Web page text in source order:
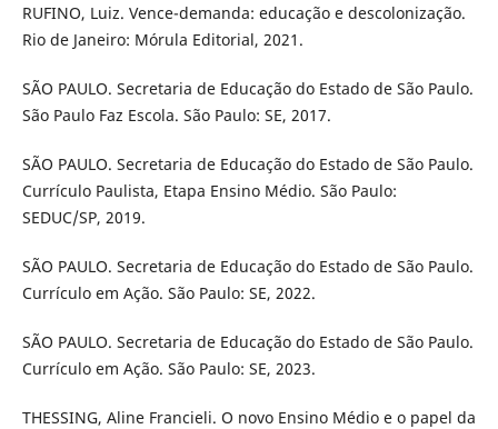
RUFINO, Luiz. Vence-demanda: educação e descolonização.
Rio de Janeiro: Mórula Editorial, 2021.
SÃO PAULO. Secretaria de Educação do Estado de São Paulo.
São Paulo Faz Escola. São Paulo: SE, 2017.
SÃO PAULO. Secretaria de Educação do Estado de São Paulo.
Currículo Paulista, Etapa Ensino Médio. São Paulo:
SEDUC/SP, 2019.
SÃO PAULO. Secretaria de Educação do Estado de São Paulo.
Currículo em Ação. São Paulo: SE, 2022.
SÃO PAULO. Secretaria de Educação do Estado de São Paulo.
Currículo em Ação. São Paulo: SE, 2023.
THESSING, Aline Francieli. O novo Ensino Médio e o papel da